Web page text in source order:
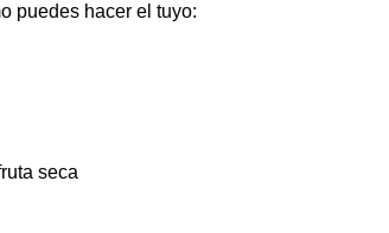
puedes hacer el tuyo:
seca